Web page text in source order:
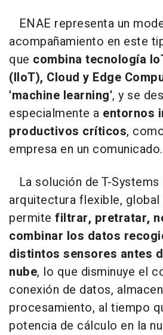
ENAE representa un
acompañamiento en este
que combina tecnología
(IIoT), Cloud y Edge
'machine learning', y se
especialmente a entornos
productivos críticos,
empresa en un comunicado.
La solución de T-Systems
arquitectura flexible, global
permite filtrar, pretratar,
combinar los datos
distintos sensores antes
nube, lo que disminuye el
conexión de datos,
procesamiento, al tiempo
potencia de cálculo en la